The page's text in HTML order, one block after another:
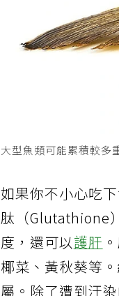
如果你不小心吃
肽（Glutathione
度，還可以護肝
椰菜、黃秋葵等